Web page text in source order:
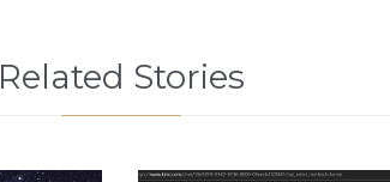
Related Stories